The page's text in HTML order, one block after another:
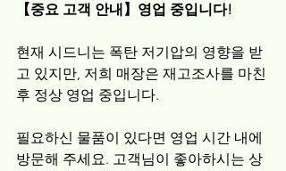
【중요 고객 안내】영업 중입니다!
현재 시드니는 폭탄 저기압의 영향을 받
고 있지만, 저희 매장은 재고조사를 마친
후 정상 영업 중입니다.
필요하신 물품이 있다면 영업 시간 내에
방문해 주세요. 고객님이 좋아하시는 상